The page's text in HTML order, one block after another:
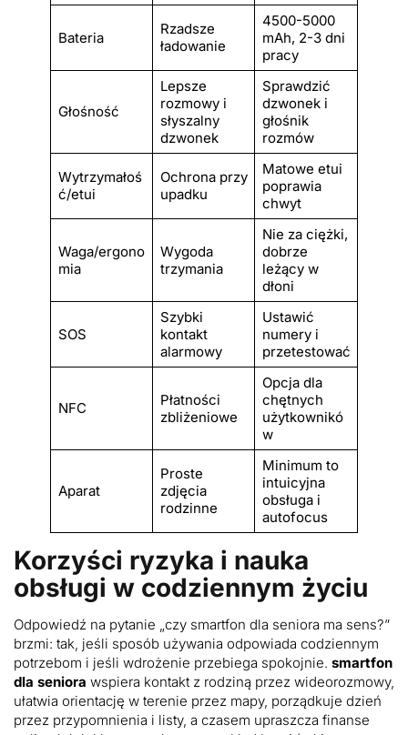
Bateria
Rzadsze
ładowanie
4500-5000
mAh, 2-3 dni
pracy
Głośność
Lepsze
rozmowy i
słyszalny
dzwonek
Sprawdzić
dzwonek i
głośnik
rozmów
Wytrzymałoś
ć/etui
Ochrona przy
upadku
Matowe etui
poprawia
chwyt
Waga/ergono
mia
Wygoda
trzymania
Nie za ciężki,
dobrze
leżący w
dłoni
SOS
Szybki
kontakt
alarmowy
Ustawić
numery i
przetestować
NFC
Płatności
zbliżeniowe
Opcja dla
chętnych
użytkownikó
w
Aparat
Proste
zdjęcia
rodzinne
Minimum to
intuicyjna
obsługa i
autofocus
Korzyści ryzyka i nauka
obsługi w codziennym życiu
Odpowiedź na pytanie „czy smartfon dla seniora ma sens?”
brzmi: tak, jeśli sposób używania odpowiada codziennym
potrzebom i jeśli wdrożenie przebiega spokojnie. smartfon
dla seniora wspiera kontakt z rodziną przez wideorozmowy,
ułatwia orientację w terenie przez mapy, porządkuje dzień
przez przypomnienia i listy, a czasem upraszcza finanse